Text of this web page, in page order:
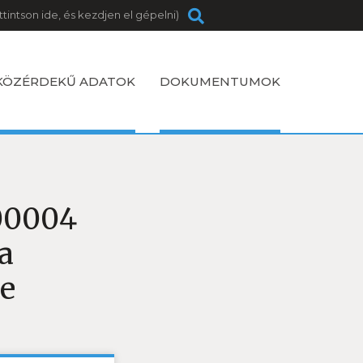
ADATOK DOKUMENTUMOK